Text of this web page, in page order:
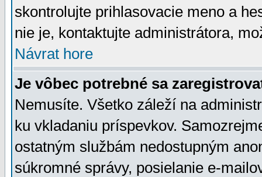
skontrolujte prihlasovacie meno a
nie je, kontaktujte administrátora,
Návrat hore
Je vôbec potrebné sa
Nemusíte. Všetko záleží na
ku vkladaniu príspevkov.
ostatným službám nedostupným
súkromné správy, posielanie e-